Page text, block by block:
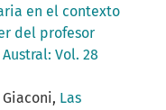
en el contexto
del profesor
Vol. 28
Las